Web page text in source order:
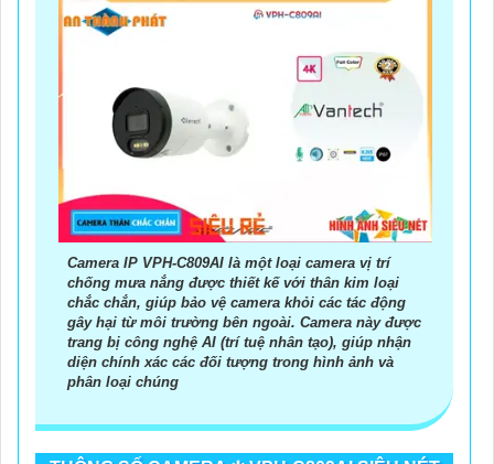
Camera IP VPH-C809AI là một loại camera vị trí
chống mưa nắng được thiết kế với thân kim loại
chắc chắn, giúp bảo vệ camera khỏi các tác động
gây hại từ môi trường bên ngoài. Camera này được
trang bị công nghệ AI (trí tuệ nhân tạo), giúp nhận
diện chính xác các đối tượng trong hình ảnh và
phân loại chúng